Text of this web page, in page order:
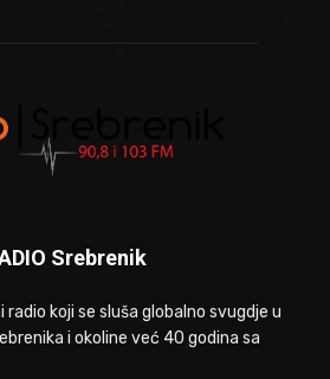
Srebrenik
radio koji se sluša globalno svugdje u
i okoline već 40 godina sa